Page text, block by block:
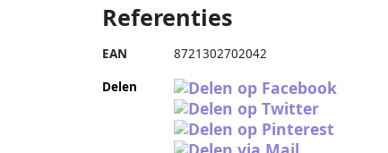
Referenties
EAN 8721302702042
Delen